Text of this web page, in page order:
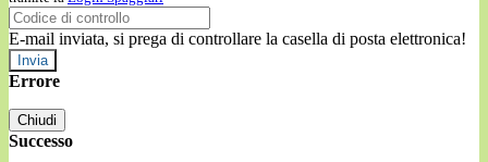
E-mail inviata, si prega di controllare la casella di posta elettronica!
Errore
Chiudi
Successo